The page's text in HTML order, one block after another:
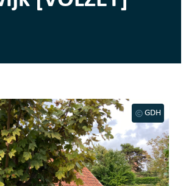
GDH